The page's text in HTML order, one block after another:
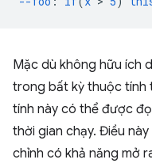
Mặc dù không hữu ích
trong bất kỳ thuộc tính
tính này có thể được
thời gian chạy. Điều
chỉnh có khả năng mở